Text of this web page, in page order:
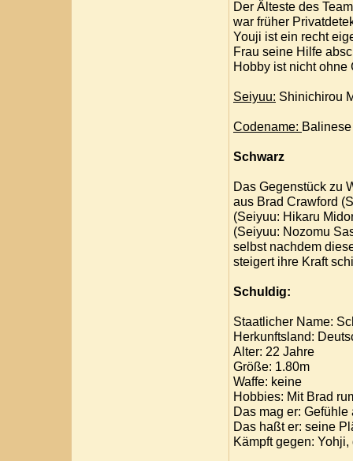
Der Älteste des
war früher
Youji ist ein recht
Frau seine Hilfe
Hobby ist nicht ohne
Seiyuu: Shinichirou
Codename: Balinese
Schwarz
Das Gegenstück zu
aus Brad Crawford
(Seiyuu: Hikaru
(Seiyuu: Nozomu
selbst nachdem
steigert ihre Kraft
Schuldig:
Staatlicher Name:
Herkunftsland:
Alter: 22 Jahre
Größe: 1.80m
Waffe: keine
Hobbies: Mit Brad
Das mag er:
Das haßt er: seine
Kämpft gegen: